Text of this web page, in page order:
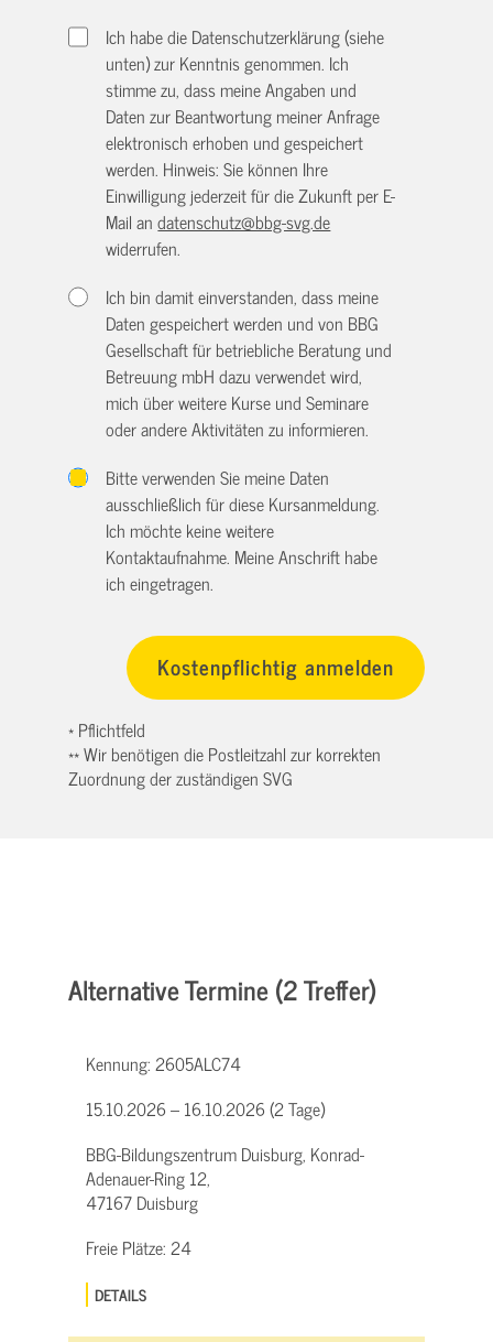
Ich habe die Datenschutzerklärung (siehe
unten) zur Kenntnis genommen. Ich
stimme zu, dass meine Angaben und
Daten zur Beantwortung meiner Anfrage
elektronisch erhoben und gespeichert
werden. Hinweis: Sie können Ihre
Einwilligung jederzeit für die Zukunft per E-
Mail andatenschutz@bbg-svg.de
widerrufen.
Ich bin damit einverstanden, dass meine
Daten gespeichert werden und von BBG
Gesellschaft für betriebliche Beratung und
Betreuung mbH dazu verwendet wird,
mich über weitere Kurse und Seminare
oder andere Aktivitäten zu informieren.
Bitte verwenden Sie meine Daten
ausschließlich für diese Kursanmeldung.
Ich möchte keine weitere
Kontaktaufnahme. Meine Anschrift habe
ich eingetragen.
* Pflichtfeld
** Wir benötigen die Postleitzahl zur korrekten
Zuordnung der zuständigen SVG
Alternative Termine (2 Treffer)
Kennung:2605ALC74
15.10.2026 – 16.10.2026 (2 Tage)
BBG-Bildungszentrum Duisburg, Konrad-
Adenauer-Ring 12,
47167 Duisburg
Freie Plätze:24
DETAILS